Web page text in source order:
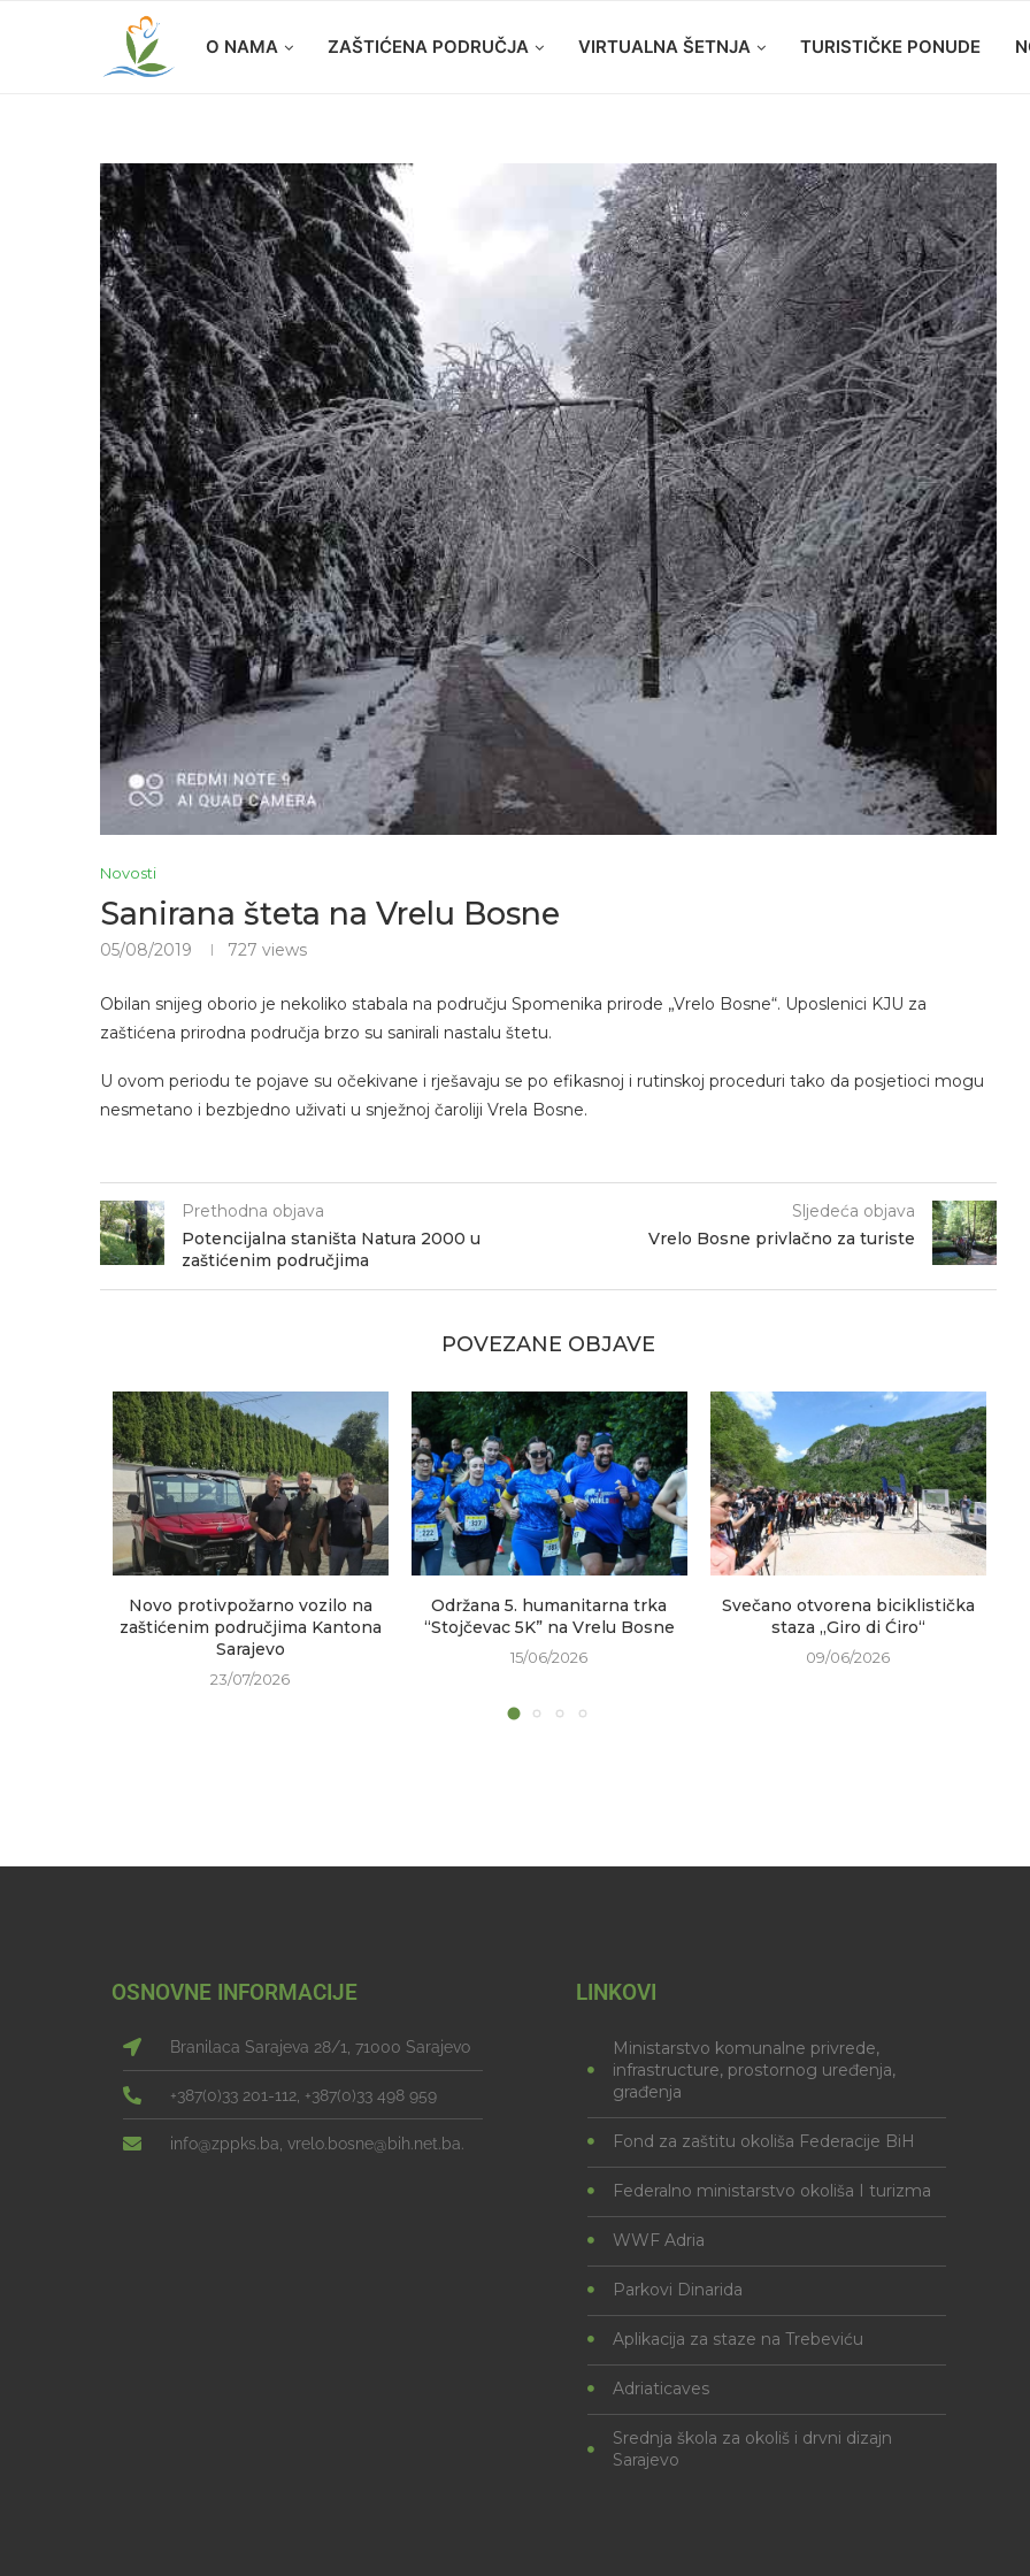
O NAMA ZAŠTIĆENA PODRUČJA VIRTUALNA ŠETNJA TURISTIČKE PONUDE
Novosti
Sanirana šteta na Vrelu Bosne
05/08/2019 727 views
Obilan snijeg oborio je nekoliko stabala na području Spomenika prirode „Vrelo Bosne“. Uposlenici KJU za
zaštićena prirodna područja brzo su sanirali nastalu štetu.
U ovom periodu te pojave su očekivane i rješavaju se po efikasnoj i rutinskoj proceduri tako da posjetioci mogu
nesmetano i bezbjedno uživati u snježnoj čaroliji Vrela Bosne.
Prethodna objava
Potencijalna staništa Natura 2000 u
zaštićenim područjima
Sljedeća objava
Vrelo Bosne privlačno za turiste
POVEZANE OBJAVE
Novo protivpožarno vozilo na
zaštićenim područjima Kantona
Sarajevo
23/07/2026
Održana 5. humanitarna trka
“Stojčevac 5K” na Vrelu Bosne
15/06/2026
Svečano otvorena biciklistička
staza „Giro di Ćiro“
09/06/2026
OSNOVNE INFORMACIJE
Branilaca Sarajeva 28/1, 71000 Sarajevo
+387(0)33 201-112, +387(0)33 498 959
info@zppks.ba, vrelo.bosne@bih.net.ba.
LINKOVI
Ministarstvo komunalne privrede,
infrastructure, prostornog uređenja,
građenja
Fond za zaštitu okoliša Federacije BiH
Federalno ministarstvo okoliša I turizma
WWF Adria
Parkovi Dinarida
Aplikacija za staze na Trebeviću
Adriaticaves
Srednja škola za okoliš i drvni dizajn
Sarajevo